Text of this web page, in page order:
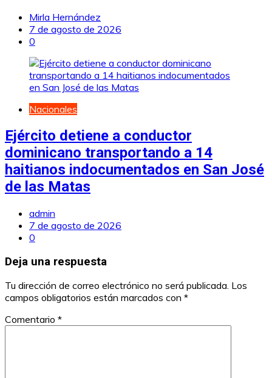
Mirla Hernández
7 de agosto de 2026
0
Nacionales
Ejército detiene a conductor
dominicano transportando a 14
haitianos indocumentados en San José
de las Matas
admin
7 de agosto de 2026
0
Deja una respuesta
Tu dirección de correo electrónico no será publicada. Los
campos obligatorios están marcados con *
Comentario *